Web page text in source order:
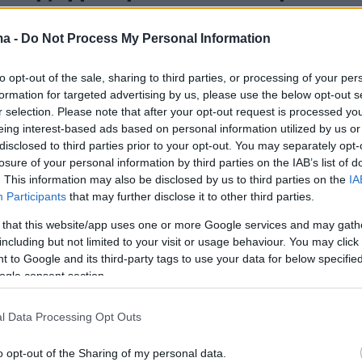
- Do Not Process My Personal Information
opt-out of the sale, sharing to third parties, or processing of your
for targeted advertising by us, please use the below opt-out
selection. Please note that after your opt-out request is processed
interest-based ads based on personal information utilized by us
to third parties prior to your opt-out. You may separately
of your personal information by third parties on the IAB’s list of
This information may also be disclosed by us to third parties on the
Participants that may further disclose it to other third parties.
that this website/app uses one or more Google services and may
but not limited to your visit or usage behaviour. You may
to Google and its third-party tags to use your data for below
consent section.
Data Processing Opt Outs
opt-out of the Sharing of my personal data.
Open
θα ξεκινήσει ο προημιτελικός του Στέφανου
του Barcelona Open
2-0 τον Κόρντα - Βίντεο
επικράτησε 7-6, 6-4 του Σεμπάστιαν Κόρντα
με τον Αρτούρ Φις
3
Τσιτσιπά στην πρεμιέρα του
Open, 2-0 τον Οπέλκα -